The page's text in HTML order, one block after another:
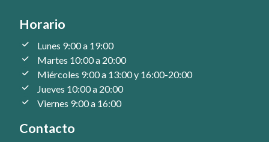
Horario
Lunes 9:00 a 19:00
Martes 10:00 a 20:00
Miércoles 9:00 a 13:00 y 16:00-20:00
Jueves 10:00 a 20:00
Viernes 9:00 a 16:00
Contacto